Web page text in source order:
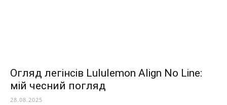
Огляд легінсів Lululemon Align No Line:
мій чесний погляд
28.08.2025